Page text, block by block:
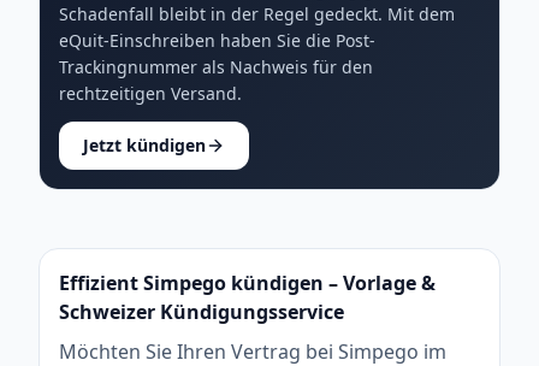
Schadenfall bleibt in der Regel gedeckt. Mit dem
eQuit-Einschreiben haben Sie die Post-
Trackingnummer als Nachweis für den
rechtzeitigen Versand.
Jetzt kündigen
Effizient Simpego kündigen – Vorlage &
Schweizer Kündigungsservice
Möchten Sie Ihren Vertrag bei Simpego im